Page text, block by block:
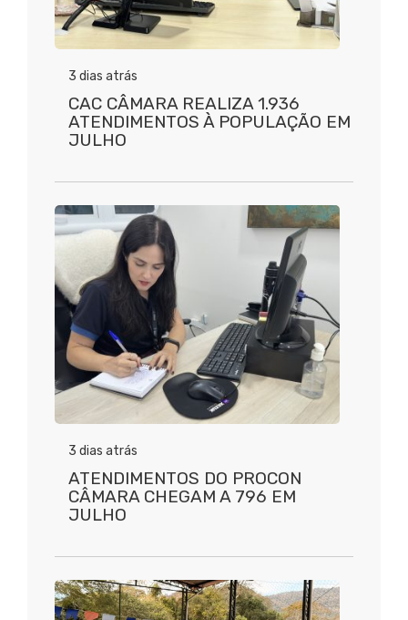
3 dias atrás
CAC CÂMARA REALIZA 1.936
ATENDIMENTOS À POPULAÇÃO EM
JULHO
3 dias atrás
ATENDIMENTOS DO PROCON
CÂMARA CHEGAM A 796 EM
JULHO